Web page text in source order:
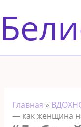
к
содержимому
Главная »
— как женщина